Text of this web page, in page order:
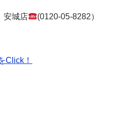
安城店 (0120-05-8282）
Click！